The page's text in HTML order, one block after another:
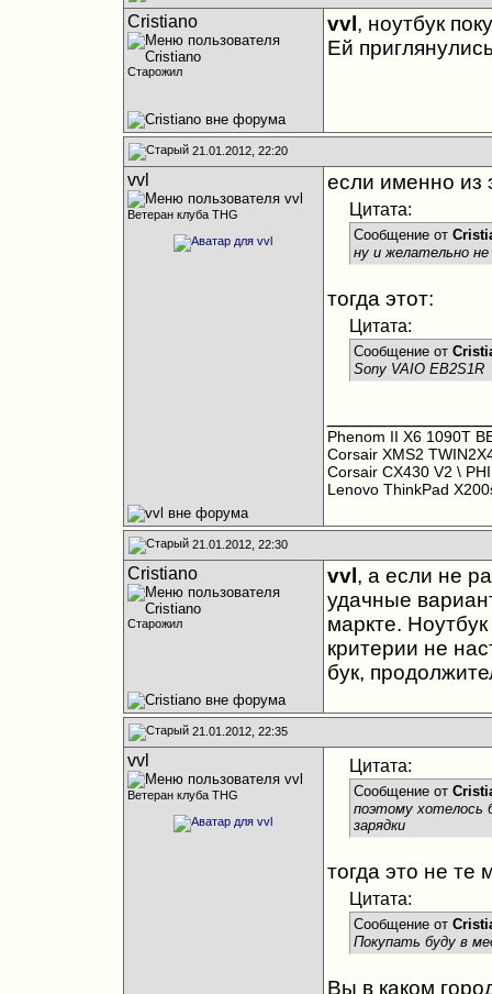
Cristiano
Старожил
vvl , ноутбук
Ей
21.01.2012, 22:20
vvl
Ветеран клуба THG
если именно из
Цитата:
Сообщение от
ну и желательно
тогда этот:
Цитата:
Сообщение от
Sony VAIO EB2S1R
Phenom II X6 1090T
Corsair XMS2
Corsair CX430 V2 \
Lenovo ThinkPad
21.01.2012, 22:30
Cristiano
Старожил
vvl , а если не
удачные
маркте.
критерии не
бук,
21.01.2012, 22:35
vvl
Ветеран клуба THG
Цитата:
Сообщение от
поэтому хотелось
зарядки
тогда это не те
Цитата:
Сообщение от
Покупать буду в
Вы в каком